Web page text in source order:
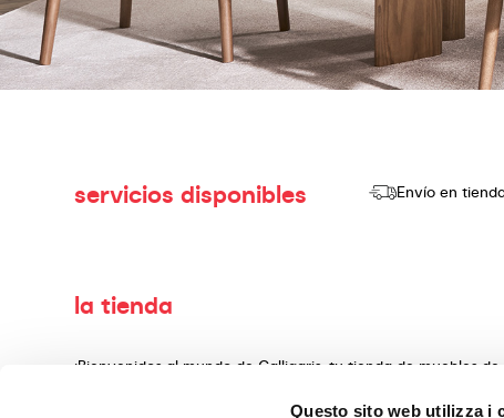
Questo sito web utilizza i
servicios disponibles Envío en
la tienda
¡Bienvenidos al mundo de Calligaris, tu tienda de muebles
producir y vender productos de alta calidad, con un diseño